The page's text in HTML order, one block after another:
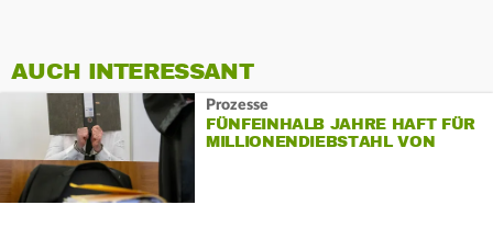
AUCH INTERESSANT
Prozesse
FÜNFEINHALB JAHRE HAFT FÜR
MILLIONENDIEBSTAHL VON